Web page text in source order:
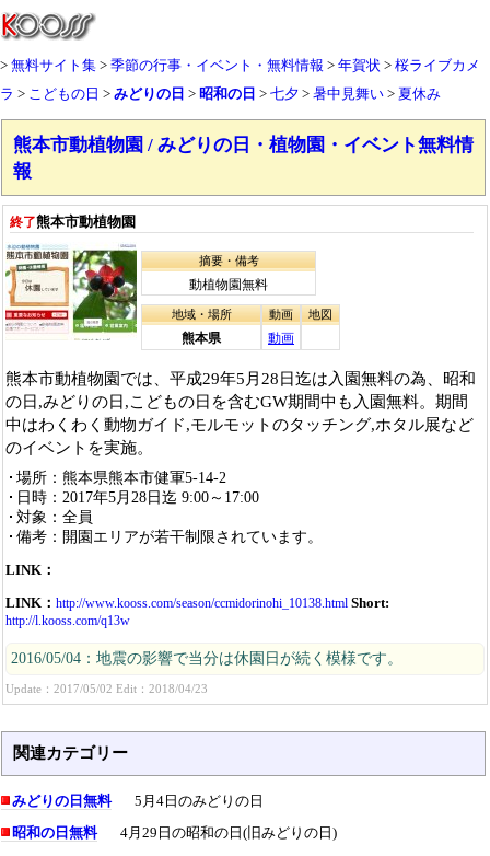
無料サイト集 季節の行事・イベント・無料情報 年賀状
桜ライブカメ
ラ
こどもの日 みどりの日 昭和の日 七夕 暑中見舞い 夏休み
熊本市動植物園 / みどりの日・植物園・イベント無料情
報
終了熊本市動植物園
摘要・備考
動植物園無料
地域・場所
熊本県
動画
動画
地図
熊本市動植物園では、平成29年5月28日迄は入園無料の為、昭和
の日,みどりの日,こどもの日を含むGW期間中も入園無料。期間
中はわくわく動物ガイド,モルモットのタッチング,ホタル展など
のイベントを実施。
場所：熊本県熊本市健軍5-14-2
日時：2017年5月28日迄 9:00～17:00
対象：全員
備考：開園エリアが若干制限されています。
LINK：
LINK： http://www.kooss.com/season/ccmidorinohi_10138.html Short:
http://l.kooss.com/q13w
2016/05/04：地震の影響で当分は休園日が続く模様です。
Update：2017/05/02 Edit：2018/04/23
関連カテゴリー
みどりの日無料
5月4日のみどりの日
昭和の日無料
4月29日の昭和の日(旧みどりの日)